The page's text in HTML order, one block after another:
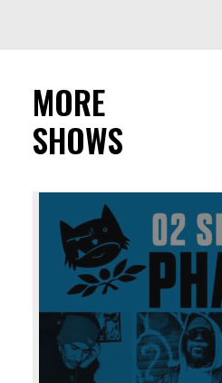
MORE
SHOWS